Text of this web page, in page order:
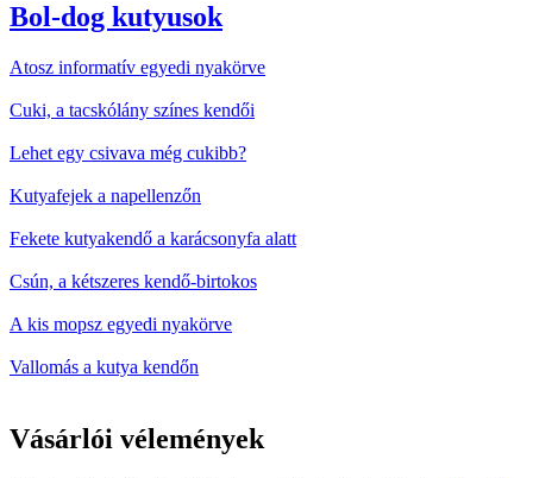
Bol-dog kutyusok
Atosz informatív egyedi nyakörve
Cuki, a tacskólány színes kendői
Lehet egy csivava még cukibb?
Kutyafejek a napellenzőn
Fekete kutyakendő a karácsonyfa alatt
Csún, a kétszeres kendő-birtokos
A kis mopsz egyedi nyakörve
Vallomás a kutya kendőn
Vásárlói vélemények